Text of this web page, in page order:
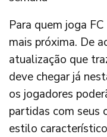
Para quem joga
mais próxima. De
atualização que
deve chegar já
os jogadores
partidas com seus
estilo